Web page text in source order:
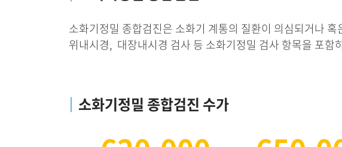
소화기정밀 종합검진은 소화기 계통의 질환이 의심되거나 혹
위내시경, 대장내시경 검사 등 소화기정밀 검사 항목을 포함
｜ 소화기정밀 종합검진 수가